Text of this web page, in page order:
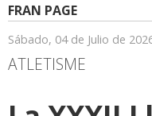
FRAN PAGE
Sábado, 04 de Julio de
ATLETISME